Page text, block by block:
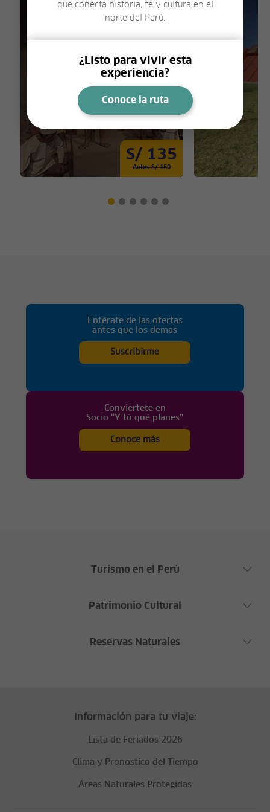
S/ 135
Antes S/ 150
que conecta historia, fe y cultura en el
norte del Perú.
¿Listo para vivir esta
experiencia?
Conoce la ruta
Entérate de las ofertas
antes que los demás
Suscribirme
Conviértete en
Socio “Y tú qué planes”
Conoce más
Turismo en el Perú
Patrimonio Cultural
Reservas Naturales
Información para tu viaje:
Lista de Feriados 2026
Clima y Pronóstico del Tiempo
Áreas Naturales Protegidas